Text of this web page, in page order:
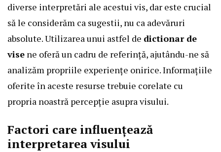
diverse interpretări ale acestui vis, dar este crucial
să le considerăm ca sugestii, nu ca adevăruri
absolute. Utilizarea unui astfel de dictionar de
vise ne oferă un cadru de referință, ajutându-ne să
analizăm propriile experiențe onirice. Informațiile
oferite în aceste resurse trebuie corelate cu
propria noastră percepție asupra visului.
Factori care influențează
interpretarea visului